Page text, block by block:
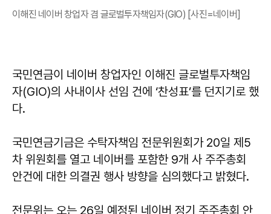
이해진 네이버 창업자 겸 글로벌투자책임자(GIO) [사진=네이버]
국민연금이 네이버 창업자인 이해진 글로벌투자책임
자(GIO)의 사내이사 선임 건에 ‘찬성표’를 던지기로 했
다.
국민연금기금은 수탁자책임 전문위원회가 20일 제5
차 위원회를 열고 네이버를 포함한 9개 사 주주총회
안건에 대한 의결권 행사 방향을 심의했다고 밝혔다.
전문위는 오는 26일 예정된 네이버 정기 주주총회 안